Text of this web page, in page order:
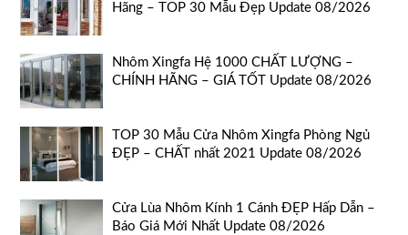
Hãng – TOP 30 Mẫu Đẹp Update 08/2026
Nhôm Xingfa Hệ 1000 CHẤT LƯỢNG –
CHÍNH HÃNG – GIÁ TỐT Update 08/2026
TOP 30 Mẫu Cửa Nhôm Xingfa Phòng Ngủ
ĐẸP – CHẤT nhất 2021 Update 08/2026
Cửa Lùa Nhôm Kính 1 Cánh ĐẸP Hấp Dẫn –
Báo Giá Mới Nhất Update 08/2026